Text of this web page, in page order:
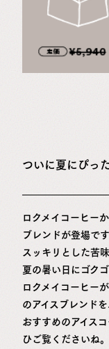
ついに夏にぴっ
ロクメイコーヒー
ブレンドが登場です
スッキリとした苦
夏の暑い日にゴク
ロクメイコーヒー
のアイスブレンド
おすすめのアイス
ひご覧くださいね。